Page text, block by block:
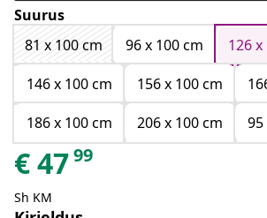
Suurus
81 x 100 cm
96 x 100 cm
126
146 x 100 cm
156 x 100 cm
186 x 100 cm
206 x 100 cm 95
€4799
Sh KM